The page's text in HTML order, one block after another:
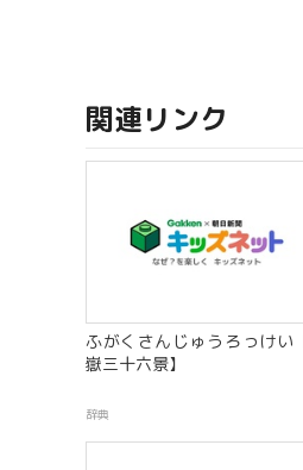
関連リンク
ふがくさんじゅうろっけい
嶽三十六景】
辞典